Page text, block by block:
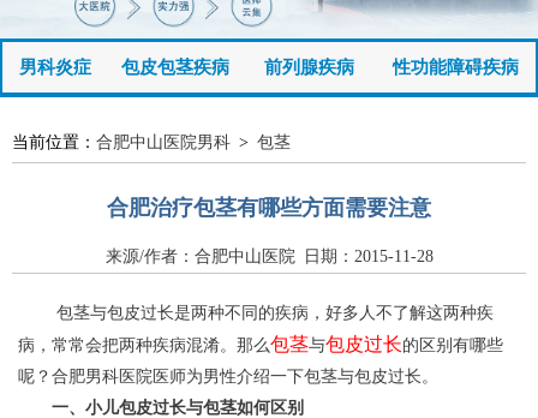
男科炎症 包皮包茎疾病 前列腺疾病 性功能障碍疾病
当前位置： 合肥中山医院男科 > 包茎
合肥治疗包茎有哪些方面需要注意
来源/作者：合肥中山医院 日期：2015-11-28
包茎与包皮过长是两种不同的疾病，好多人不了解这两种疾
病，常常会把两种疾病混淆。那么包茎与包皮过长的区别有哪些
呢？合肥男科医院医师为男性介绍一下包茎与包皮过长。
一、小儿包皮过长与包茎如何区别